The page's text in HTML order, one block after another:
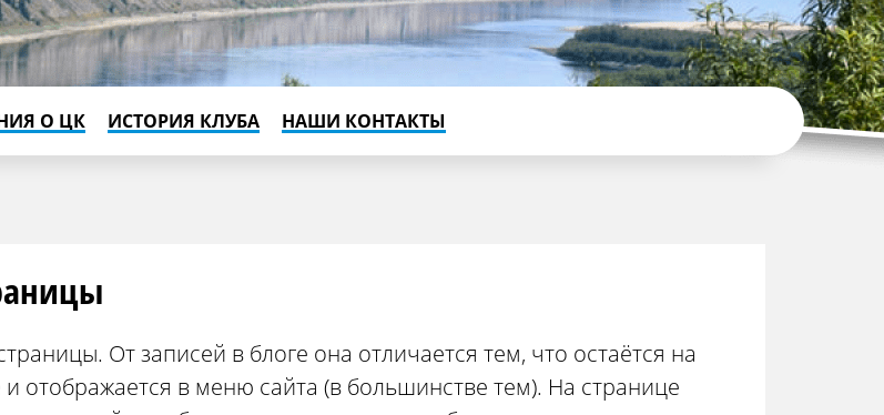
О ЦК ИСТОРИЯ КЛУБА НАШИ КОНТАКТЫ
От записей в блоге она отличается тем, что остаётся на
отображается в меню сайта (в большинстве тем). На странице